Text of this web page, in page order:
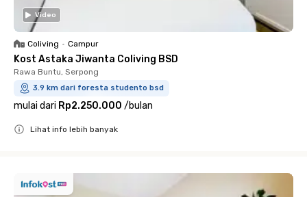
Video
Coliving • Campur
Kost Astaka Jiwanta Coliving BSD
Rawa Buntu, Serpong
3.9 km dari foresta studento bsd
mulai dari Rp2.250.000 /bulan
Lihat info lebih banyak